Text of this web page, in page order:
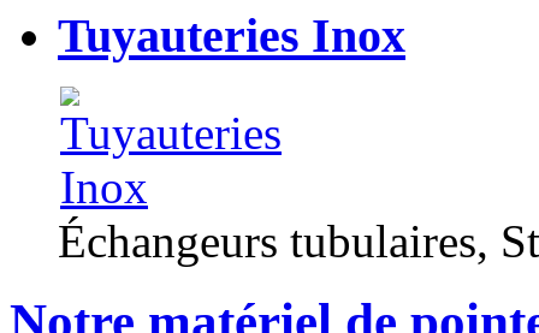
Tuyauteries Inox
Échangeurs tubulaires,
Notre matériel de